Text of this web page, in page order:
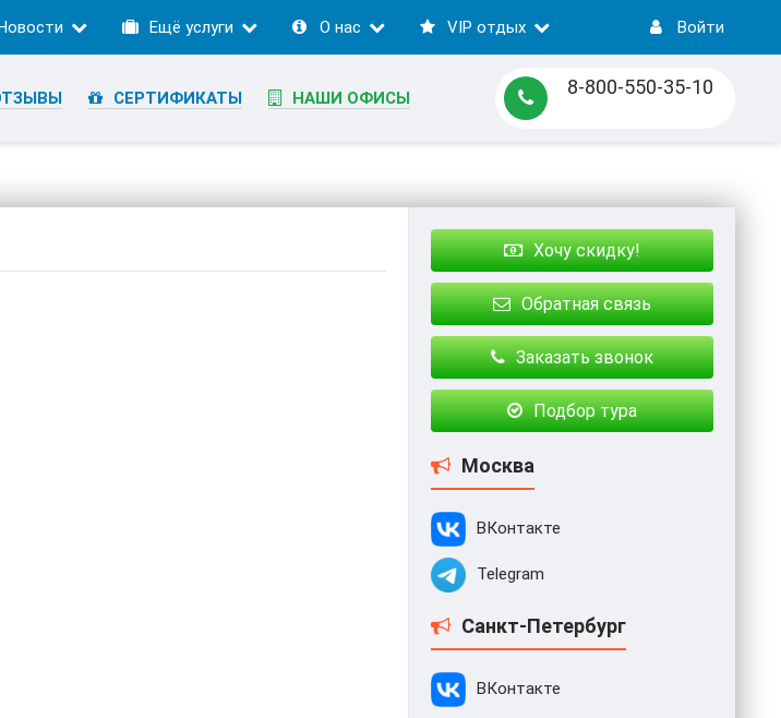
Ещё услуги О нас VIP отдых Войти
СЕРТИФИКАТЫ НАШИ ОФИСЫ 8-800-550-35-10
Хочу скидку!
Обратная связь
Заказать звонок
Подбор тура
Москва
ВКонтакте
Telegram
Санкт-Петербург
ВКонтакте